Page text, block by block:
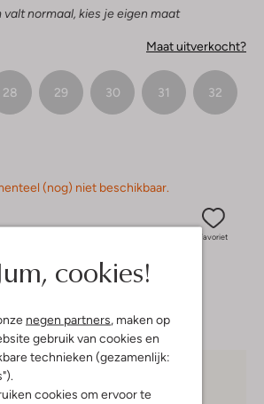
cookies!
negen partners, maken op
gebruik van cookies en
technieken (gezamenlijk:
cookies om ervoor te
valt normaal, kies je eigen maat
Maat uitverkocht?
28 29 30 31 32
(nog) niet beschikbaar.
Favoriet
van onze 37 boutiques